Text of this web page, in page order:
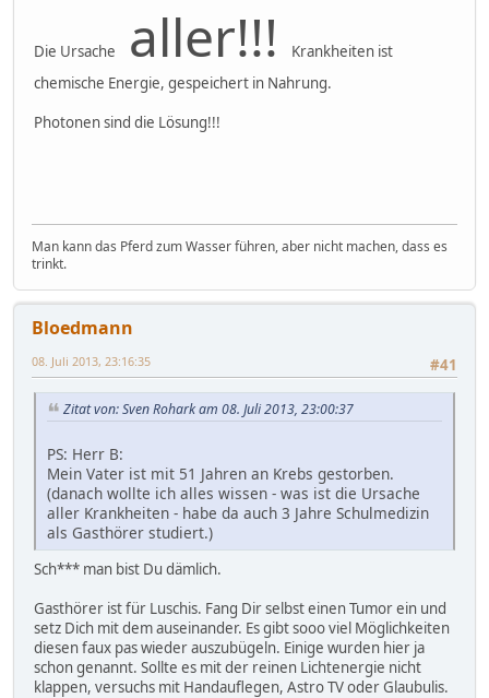
Die Ursache aller!!!
Krankheiten ist
chemische Energie, gespeichert in Nahrung.
Photonen sind die Lösung!!!
Man kann das Pferd zum Wasser führen, aber nicht machen, dass es
trinkt.
Bloedmann
#41
08. Juli 2013, 23:16:35
Zitat von: Sven Rohark am 08. Juli 2013, 23:00:37
PS: Herr B:
Mein Vater ist mit 51 Jahren an Krebs gestorben.
(danach wollte ich alles wissen - was ist die Ursache
aller Krankheiten - habe da auch 3 Jahre Schulmedizin
als Gasthörer studiert.)
Sch*** man bist Du dämlich.
Gasthörer ist für Luschis. Fang Dir selbst einen Tumor ein und
setz Dich mit dem auseinander. Es gibt sooo viel Möglichkeiten
diesen faux pas wieder auszubügeln. Einige wurden hier ja
schon genannt. Sollte es mit der reinen Lichtenergie nicht
klappen, versuchs mit Handauflegen, Astro TV oder Glaubulis.